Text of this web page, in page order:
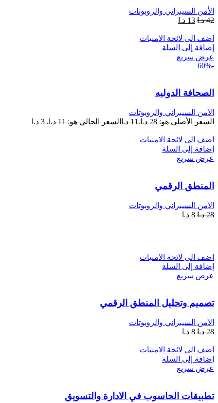
الأمن السيبراني والروبوتات
42 د.ا 13 د.ا
اضف الى لائحة الامنيات
إضافة إلى السلة
عرض سريع
-60%
الصحافة الدوليه
الأمن السيبراني والروبوتات
السعر الأصلي هو: 28 د.ا.
11 د.االسعر الحالي هو: 11 د.ا. 3 د.ا
اضف الى لائحة الامنيات
إضافة إلى السلة
عرض سريع
المنطق الرقمي
الأمن السيبراني والروبوتات
28 د.ا 8 د.ا
اضف الى لائحة الامنيات
إضافة إلى السلة
عرض سريع
تصميم وتحليل المنطق الرقمي
الأمن السيبراني والروبوتات
28 د.ا 8 د.ا
اضف الى لائحة الامنيات
إضافة إلى السلة
عرض سريع
تطبيقات الحاسوب في الادارة والتسويق